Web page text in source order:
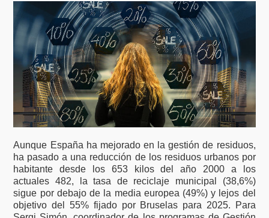
Aunque España ha mejorado en la gestión de residuos,
ha pasado a una reducción de los residuos urbanos por
habitante desde los 653 kilos del año 2000 a los
actuales 482, la tasa de reciclaje municipal (38,6%)
sigue por debajo de la media europea (49%) y lejos del
objetivo del 55% fijado por Bruselas para 2025. Para